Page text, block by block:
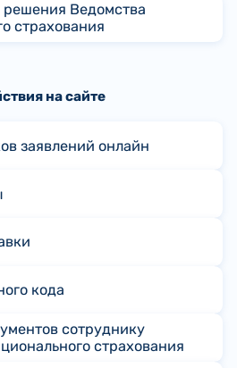
Ведомства
страхования
на сайте
заявлений онлайн
кода
сотруднику
страхования